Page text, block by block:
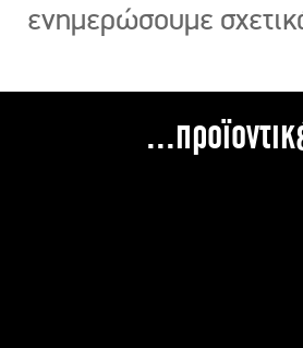
ενημερώσουμε